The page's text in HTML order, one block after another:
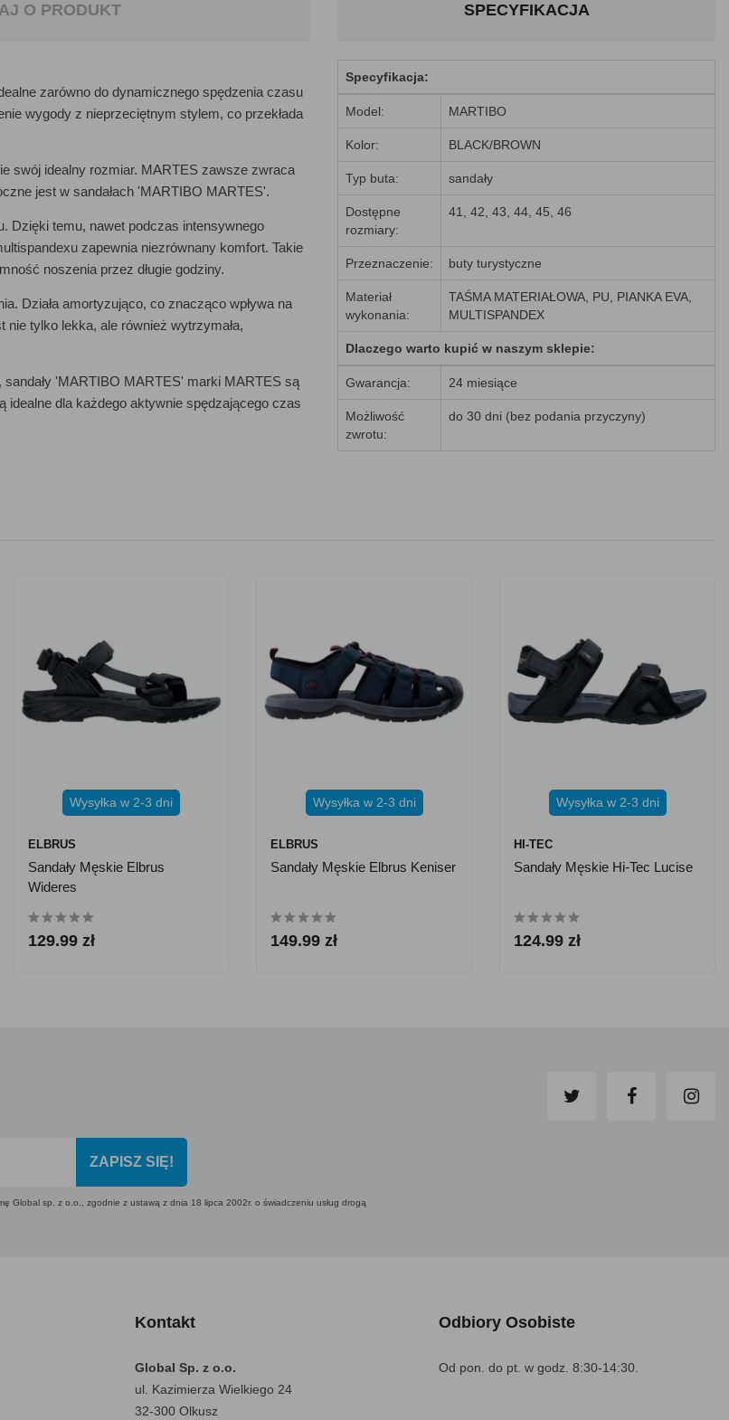
O PRODUKT
zarówno do dynamicznego spędzenia czasu
wygody z nieprzeciętnym stylem, co przekłada
swój idealny rozmiar. MARTES zawsze zwraca
jest w sandałach 'MARTIBO MARTES'.
Dzięki temu, nawet podczas intensywnego
zapewnia niezrównany komfort. Takie
noszenia przez długie godziny.
Działa amortyzująco, co znacząco wpływa na
nie tylko lekka, ale również wytrzymała,
'MARTIBO MARTES' marki MARTES są
dla każdego aktywnie spędzającego czas
SPECYFIKACJA
Specyfikacja:
Model: MARTIBO
Kolor: BLACK/BROWN
Typ buta: sandały
Dostępne
rozmiary:
41, 42, 43, 44, 45, 46
Przeznaczenie: buty turystyczne
Materiał
wykonania:
TAŚMA MATERIAŁOWA, PU, PIANKA EVA,
MULTISPANDEX
Dlaczego warto kupić w naszym sklepie:
Gwarancja: 24 miesiące
Możliwość
zwrotu:
do 30 dni (bez podania przyczyny)
Wysyłka w 2-3 dni
ELBRUS
Sandały Męskie Elbrus
Wideres
129.99 zł
Wysyłka w 2-3 dni
ELBRUS
Sandały Męskie Elbrus Keniser
149.99 zł
Wysyłka w 2-3 dni
HI-TEC
Sandały Męskie Hi-Tec Lucise
124.99 zł
ZAPISZ SIĘ!
Global sp. z o.o., zgodnie z ustawą z dnia 18 lipca 2002r. o świadczeniu usług drogą
Kontakt
Global Sp. z o.o.
ul. Kazimierza Wielkiego 24
32-300 Olkusz
Odbiory Osobiste
Od pon. do pt. w godz. 8:30-14:30.